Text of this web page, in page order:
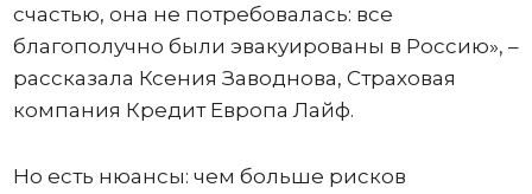
счастью, она не потребовалась: все
благополучно были эвакуированы в Россию», –
рассказала Ксения Заводнова, Страховая
компания Кредит Европа Лайф.
Но есть нюансы: чем больше рисков